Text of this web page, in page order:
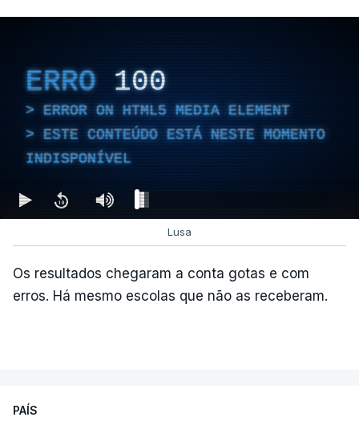
ERRO 100
ERROR ON HTML5 MEDIA ELEMENT
ESTE CONTEÚDO ESTÁ NESTE MOMENTO
INDISPONÍVEL
Lusa
Os resultados chegaram a conta gotas e com
erros. Há mesmo escolas que não as receberam.
PAÍS